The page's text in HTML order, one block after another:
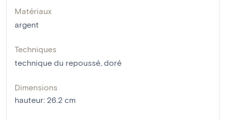
Matériaux
argent
Techniques
technique du repoussé, doré
Dimensions
hauteur: 26.2 cm